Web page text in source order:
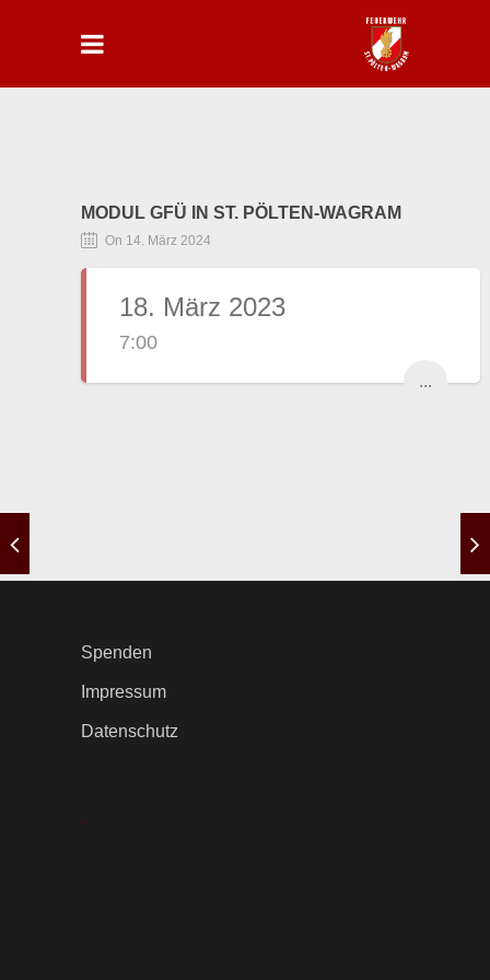
MODUL GFÜ IN ST. PÖLTEN-WAGRAM
On 14. März 2024
18. März 2023
7:00
...
Spenden
Impressum
Datenschutz
.